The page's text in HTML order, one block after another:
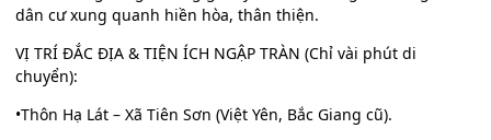
dân cư xung quanh hiền hòa, thân thiện.
VỊ TRÍ ĐẮC ĐỊA & TIỆN ÍCH NGẬP TRÀN (Chỉ vài phút di
chuyển):
•Thôn Hạ Lát – Xã Tiên Sơn (Việt Yên, Bắc Giang cũ).